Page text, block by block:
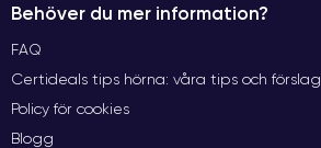
Behöver du mer information?
FAQ
Certideals tips hörna: våra tips och förslag
Policy för cookies
Blogg